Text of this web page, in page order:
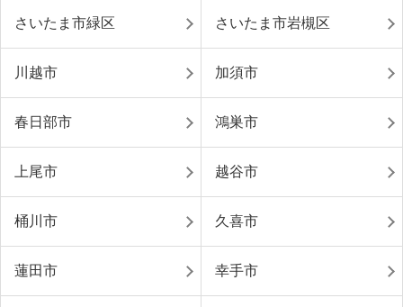
さいたま市緑区 さいたま市岩槻区
川越市 加須市
春日部市 鴻巣市
上尾市 越谷市
桶川市 久喜市
蓮田市 幸手市